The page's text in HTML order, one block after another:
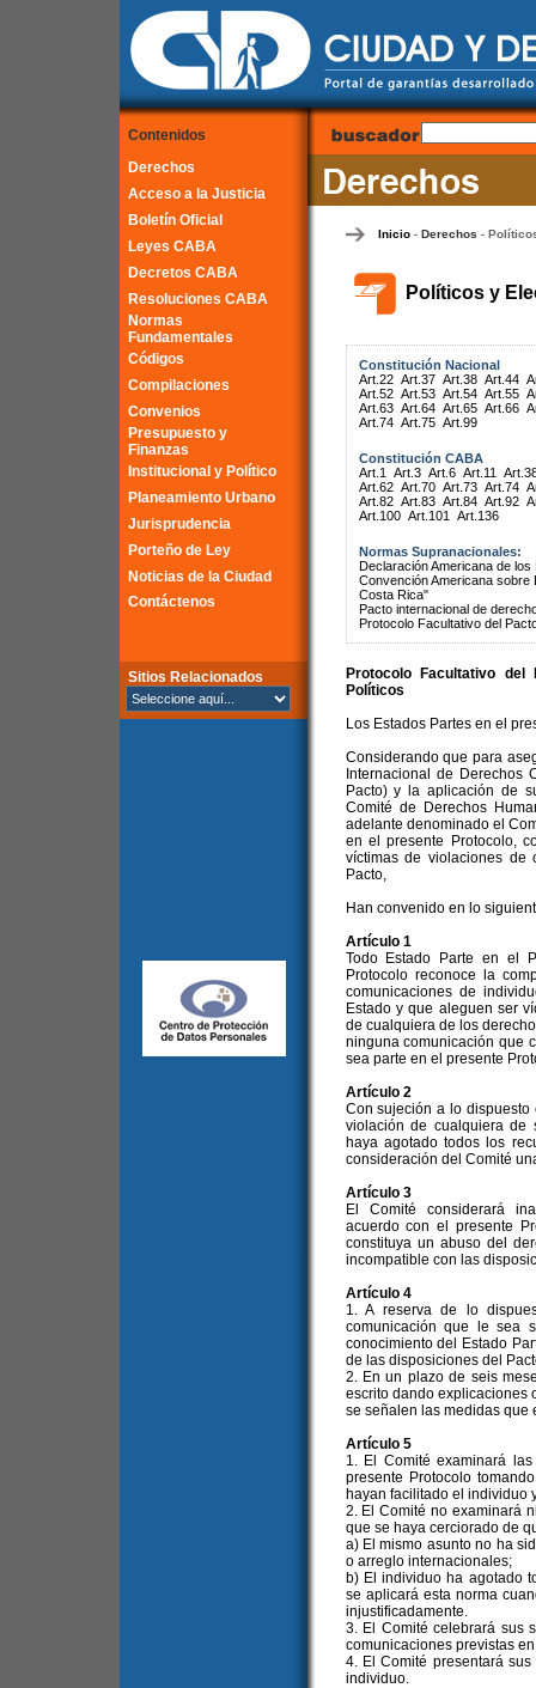
Contenidos
Derechos
Acceso a la Justicia
Boletín Oficial
Leyes CABA
Decretos CABA
Resoluciones CABA
Normas
Fundamentales
Códigos
Compilaciones
Convenios
Presupuesto y
Finanzas
Institucional y Político
Planeamiento Urbano
Jurisprudencia
Porteño de Ley
Noticias de la Ciudad
Contáctenos
Sitios Relacionados
Inicio- Derechos -
Políticos y
Constitución Nacional
Art.22 Art.37 Art.38 Art.44
Art.52 Art.53 Art.54 Art.55
Art.63 Art.64 Art.65 Art.66
Art.74 Art.75 Art.99
Constitución CABA
Art.1
Art.3 Art.6 Art.11
Art.62 Art.70 Art.73 Art.74
Art.82 Art.83 Art.84 Art.92
Art.100 Art.101 Art.136
Normas Supranacionales:
Declaración Americana de
Convención Americana
Costa Rica"
Pacto internacional de
Protocolo Facultativo del
Protocolo Facultativo
Políticos
Los Estados Partes en el
Considerando que para
Internacional de Derechos
Pacto) y la aplicación de
Comité de Derechos
adelante denominado el
en el presente Protocolo,
víctimas de violaciones de
Pacto,
Han convenido en lo
Artículo 1
Todo Estado Parte en el
Protocolo reconoce la
comunicaciones de
Estado y que aleguen ser
de cualquiera de los
ninguna comunicación que
sea parte en el presente
Artículo 2
Con sujeción a lo
violación de cualquiera de
haya agotado todos los
consideración del Comité
Artículo 3
El Comité considerará
acuerdo con el presente
constituya un abuso del
incompatible con las
Artículo 4
1. A reserva de lo
comunicación que le sea
conocimiento del Estado
de las disposiciones del
2. En un plazo de seis
escrito dando explicaciones
se señalen las medidas que
Artículo 5
1. El Comité examinará
presente Protocolo
hayan facilitado el individuo
2. El Comité no examinará
que se haya cerciorado de
a) El mismo asunto no ha
o arreglo internacionales;
b) El individuo ha agotado
se aplicará esta norma
injustificadamente.
3. El Comité celebrará sus
comunicaciones previstas
4. El Comité presentará
individuo.